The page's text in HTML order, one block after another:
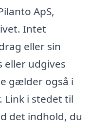
ApS,
Intet
eller sin
udgives
gælder også i
Link i stedet til
det indhold, du